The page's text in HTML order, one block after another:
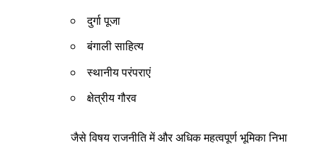
दुर्गा पूजा
बंगाली साहित्य
स्थानीय परंपराएं
क्षेत्रीय गौरव
जैसे विषय राजनीति में और अधिक महत्वपूर्ण भूमिका निभा